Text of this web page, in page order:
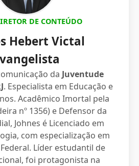
DE CONTEÚDO
Hebert Victal
da Juventude
. Especialista em Educação e
Acadêmico Imortal pela
nº 1356) e Defensor da
Johnes é Licenciado em
com especialização em
Líder estudantil de
foi protagonista na